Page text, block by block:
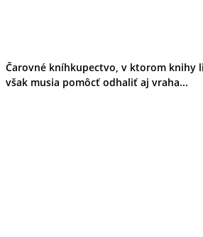
Čarovné kníhkupectvo, v ktorom knihy
však musia pomôcť odhaliť aj vraha...